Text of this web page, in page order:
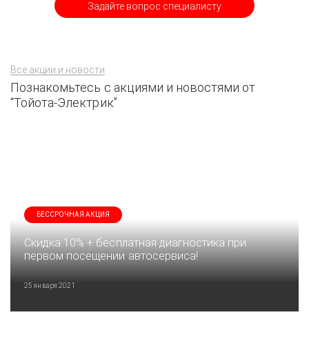
Задайте вопрос специалисту
Все акции и новости
Познакомьтесь с акциями и новостями от
“Тойота-Электрик”
БЕССРОЧНАЯ АКЦИЯ
Скидка 10% + бесплатная диагностика при
первом посещении автосервиса!
25 января 2021